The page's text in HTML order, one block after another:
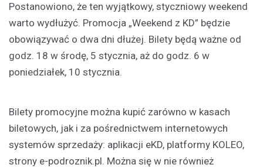
Postanowiono, że ten wyjątkowy, styczniowy weekend
warto wydłużyć. Promocja „Weekend z KD” będzie
obowiązywać o dwa dni dłużej. Bilety będą ważne od
godz. 18 w środę, 5 stycznia, aż do godz. 6 w
poniedziałek, 10 stycznia.
Bilety promocyjne można kupić zarówno w kasach
biletowych, jak i za pośrednictwem internetowych
systemów sprzedaży: aplikacji eKD, platformy KOLEO,
strony e-podroznik.pl. Można się w nie również